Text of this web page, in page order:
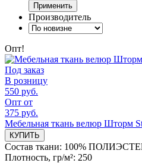
Применить
Производитель
Опт!
Под заказ
В розницу
550 руб.
Опт от
375 руб.
Мебельная ткань велюр Шторм
КУПИТЬ
Состав ткани: 100%
Плотность, гр/м²: 250